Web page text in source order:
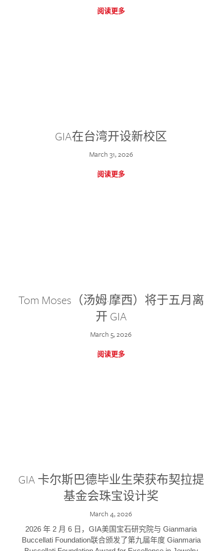
阅读更多
GIA在台湾开设新校区
March 31, 2026
阅读更多
Tom Moses（汤姆·摩西）将于五月离
开 GIA
March 5, 2026
阅读更多
GIA 卡尔斯巴德毕业生荣获布契拉提
基金会珠宝设计奖
March 4, 2026
2026 年 2 月 6 日，GIA美国宝石研究院与 Gianmaria
Buccellati Foundation联合颁发了第九届年度 Gianmaria